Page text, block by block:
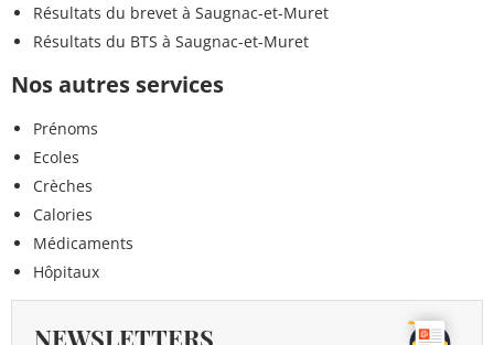
Résultats du brevet à Saugnac-et-Muret
Résultats du BTS à Saugnac-et-Muret
Nos autres services
Prénoms
Ecoles
Crèches
Calories
Médicaments
Hôpitaux
NEWSLETTERS